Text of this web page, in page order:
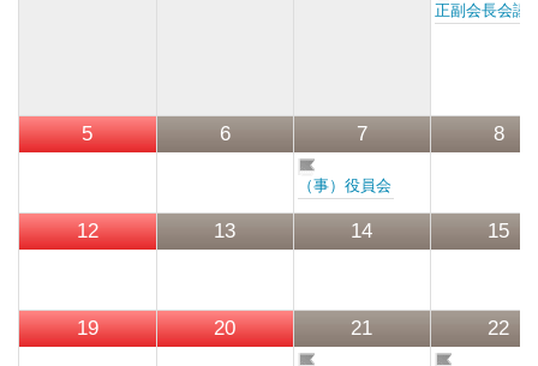
正副会長会議
5 6 7 8
（事）役員会
12 13 14 15
19 20 21 22
リンク集
群馬県老施協について
事務局連絡先・所在地